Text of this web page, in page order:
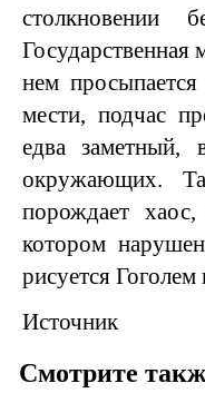
столкновении
Государственная
нем
мести, подчас
едва заметный,
окружающих.
порождает
котором
рисуется
Источник
Смотрите